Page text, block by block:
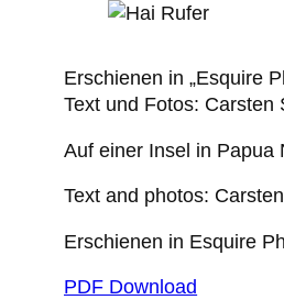
Erschienen in „Esquire
Text und Fotos: Carsten
Auf einer Insel in Papua
Text and photos:
Erschienen in Esquire
PDF Download